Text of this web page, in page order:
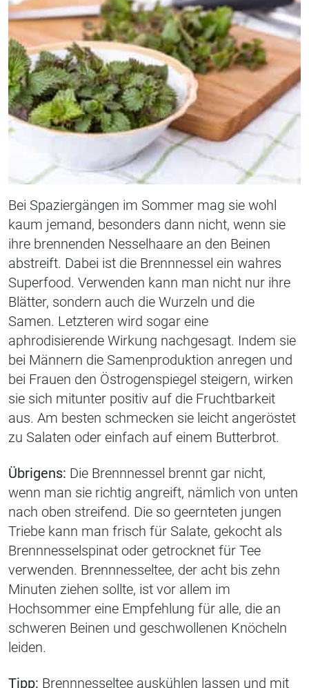
Bei Spaziergängen im Sommer mag sie wohl
kaum jemand, besonders dann nicht, wenn sie
ihre brennenden Nesselhaare an den Beinen
abstreift. Dabei ist die Brennnessel ein wahres
Superfood. Verwenden kann man nicht nur ihre
Blätter, sondern auch die Wurzeln und die
Samen. Letzteren wird sogar eine
aphrodisierende Wirkung nachgesagt. Indem sie
bei Männern die Samenproduktion anregen und
bei Frauen den Östrogenspiegel steigern, wirken
sie sich mitunter positiv auf die Fruchtbarkeit
aus. Am besten schmecken sie leicht angeröstet
zu Salaten oder einfach auf einem Butterbrot.
Übrigens: Die Brennnessel brennt gar nicht,
wenn man sie richtig angreift, nämlich von unten
nach oben streifend. Die so geernteten jungen
Triebe kann man frisch für Salate, gekocht als
Brennnesselspinat oder getrocknet für Tee
verwenden. Brennnesseltee, der acht bis zehn
Minuten ziehen sollte, ist vor allem im
Hochsommer eine Empfehlung für alle, die an
schweren Beinen und geschwollenen Knöcheln
leiden.
Tipp: Brennnesseltee auskühlen lassen und mit